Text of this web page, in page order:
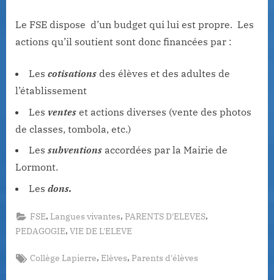
Le FSE dispose d’un budget qui lui est propre. Les
actions qu’il soutient sont donc financées par :
Les cotisations des élèves et des adultes de
l’établissement
Les ventes et actions diverses (vente des photos
de classes, tombola, etc.)
Les subventions accordées par la Mairie de
Lormont.
Les dons.
FSE,Langues vivantes,PARENTS D'ELEVES,
PEDAGOGIE, VIE DE L'ELEVE
Tags:
Collège Lapierre,Elèves,Parents d'élèves